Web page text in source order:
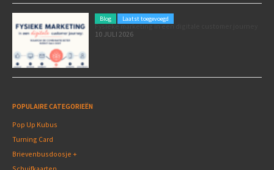
Blog Laatst toegevoegd
Fysieke marketing in een digitale customer journey
10 JULI 2026
POPULAIRE CATEGORIEËN
Pop Up Kubus
Turning Card
Brievenbusdoosje +